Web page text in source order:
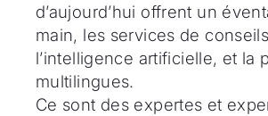
d’aujourd’hui offrent un
main, les services de
l’intelligence artificielle, et la
multilingues.
Ce sont des expertes et